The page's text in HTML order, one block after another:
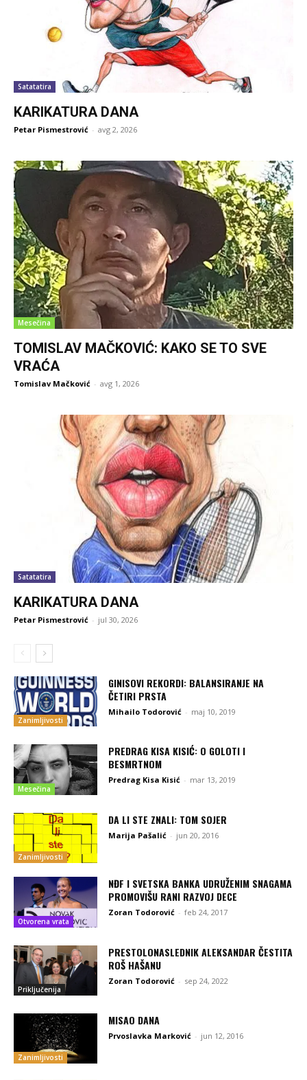
Satatatira
KARIKATURA DANA
Petar Pismestrović - avg 2, 2026
Mesečina
TOMISLAV MAČKOVIĆ: KAKO SE TO SVE
VRAĆA
Tomislav Mačković - avg 1, 2026
Satatatira
KARIKATURA DANA
Petar Pismestrović - jul 30, 2026
Zanimljivosti
GINISOVI REKORDI: BALANSIRANJE NA
ČETIRI PRSTA
Mihailo Todorović - maj 10, 2019
Mesečina
PREDRAG KISA KISIĆ: O GOLOTI I
BESMRTNOM
Predrag Kisa Kisić - mar 13, 2019
Zanimljivosti
DA LI STE ZNALI: TOM SOJER
Marija Pašalić - jun 20, 2016
Otvorena vrata
NĐF I SVETSKA BANKA UDRUŽENIM SNAGAMA
PROMOVIŠU RANI RAZVOJ DECE
Zoran Todorović - feb 24, 2017
Priključenija
PRESTOLONASLEDNIK ALEKSANDAR ČESTITA
ROŠ HAŠANU
Zoran Todorović - sep 24, 2022
Zanimljivosti
MISAO DANA
Prvoslavka Marković - jun 12, 2016